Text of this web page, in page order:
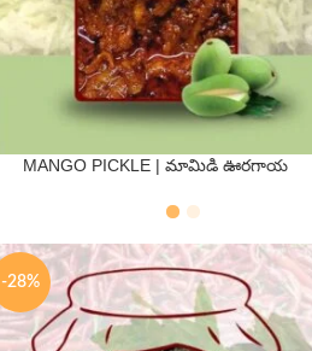
QTY
MANGO PICKLE | మామిడి ఊరగాయ
-28%